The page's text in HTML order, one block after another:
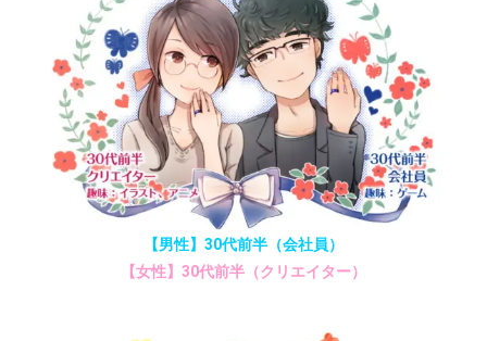
【男性】30代前半（会社員）
【女性】30代前半（クリエイター）